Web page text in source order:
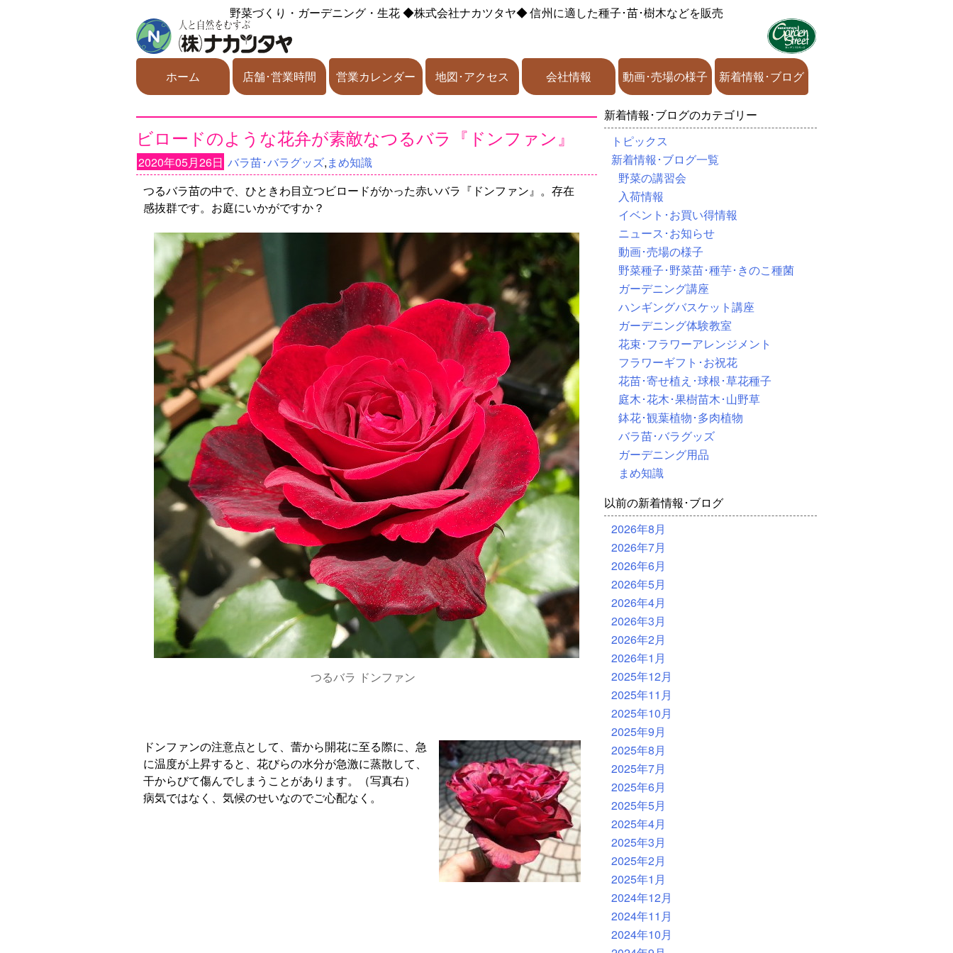
野菜づくり・ガーデニング・生花◆株式会社ナカツタヤ◆信州に適した種子･苗･樹木などを販売
ホーム 店舗･営業時間 営業カレンダー 地図･アクセス 会社情報 動画･売場の様子 新着情報･ブログ
ビロードのような花弁が素敵なつるバラ『ドンファン』
2020年05月26日 バラ苗･バラグッズ,まめ知識
つるバラ苗の中で、ひときわ目立つビロードがかった赤いバラ『ドンファン』。存在
感抜群です。お庭にいかがですか？
つるバラ ドンファン
ドンファンの注意点として、蕾から開花に至る際に、急
に温度が上昇すると、花びらの水分が急激に蒸散して、
干からびて傷んでしまうことがあります。（写真右）
病気ではなく、気候のせいなのでご心配なく。
新着情報･ブログのカテゴリー
トピックス
新着情報･ブログ一覧
野菜の講習会
入荷情報
イベント･お買い得情報
ニュース･お知らせ
動画･売場の様子
野菜種子･野菜苗･種芋･きのこ種菌
ガーデニング講座
ハンギングバスケット講座
ガーデニング体験教室
花束･フラワーアレンジメント
フラワーギフト･お祝花
花苗･寄せ植え･球根･草花種子
庭木･花木･果樹苗木･山野草
鉢花･観葉植物･多肉植物
バラ苗･バラグッズ
ガーデニング用品
まめ知識
以前の新着情報･ブログ
2026年8月
2026年7月
2026年6月
2026年5月
2026年4月
2026年3月
2026年2月
2026年1月
2025年12月
2025年11月
2025年10月
2025年9月
2025年8月
2025年7月
2025年6月
2025年5月
2025年4月
2025年3月
2025年2月
2025年1月
2024年12月
2024年11月
2024年10月